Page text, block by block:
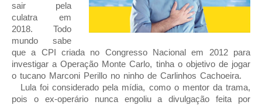
sair pela
culatra em
2018. Todo
mundo sabe
que a CPI criada no Congresso Nacional em 2012 para
investigar a Operação Monte Carlo, tinha o objetivo de jogar
o tucano Marconi Perillo no ninho de Carlinhos Cachoeira.
Lula foi considerado pela mídia, como o mentor da trama,
pois o ex-operário nunca engoliu a divulgação feita por